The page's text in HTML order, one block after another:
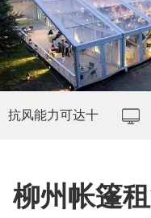
抗风能力可达十
柳州帐篷